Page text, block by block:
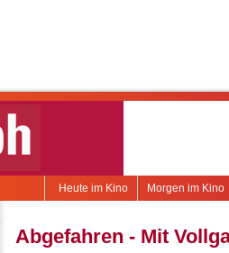
Morgen im Kino
Heute im Kino
Abgefahren - Mit